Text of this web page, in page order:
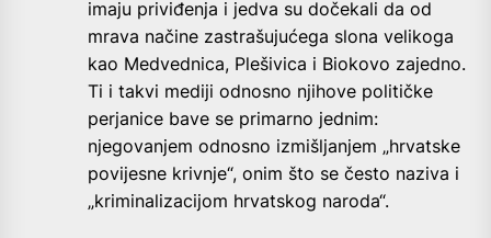
imaju priviđenja i jedva su dočekali da od
mrava načine zastrašujućega slona velikoga
kao Medvednica, Plešivica i Biokovo zajedno.
Ti i takvi mediji odnosno njihove političke
perjanice bave se primarno jednim:
njegovanjem odnosno izmišljanjem „hrvatske
povijesne krivnje“, onim što se često naziva i
„kriminalizacijom hrvatskog naroda“.